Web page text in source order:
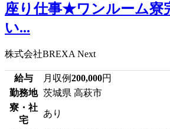
座り仕事★ワンルーム寮
い...
株式会社BREXA Next
給与 月収例200,000円
勤務地 茨城県 高萩市
寮・社
宅
あり